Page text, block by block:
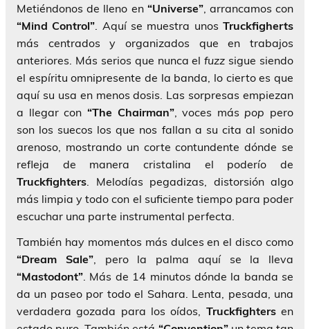
Metiéndonos de lleno en “Universe”, arrancamos con
“Mind Control”. Aquí se muestra unosTruckfigherts
más centrados y organizados que en trabajos
anteriores. Más serios que nunca elfuzz sigue siendo
el espíritu omnipresente de la banda, lo cierto es que
aquí su usa en menos dosis. Las sorpresas empiezan
a llegar con “The Chairman”, voces más pop pero
son los suecos los que nos fallan a su cita al sonido
arenoso, mostrando un corte contundente dónde se
refleja de manera cristalina el poderío de
Truckfighters. Melodías pegadizas, distorsión algo
más limpia y todo con el suficiente tiempo para poder
escuchar una parte instrumental perfecta.
También hay momentos más dulces en el disco como
“Dream Sale”, pero la palma aquí se la lleva
“Mastodont”. Más de 14 minutos dónde la banda se
da un paseo por todo el Sahara. Lenta, pesada, una
verdadera gozada para los oídos, Truckfightersen